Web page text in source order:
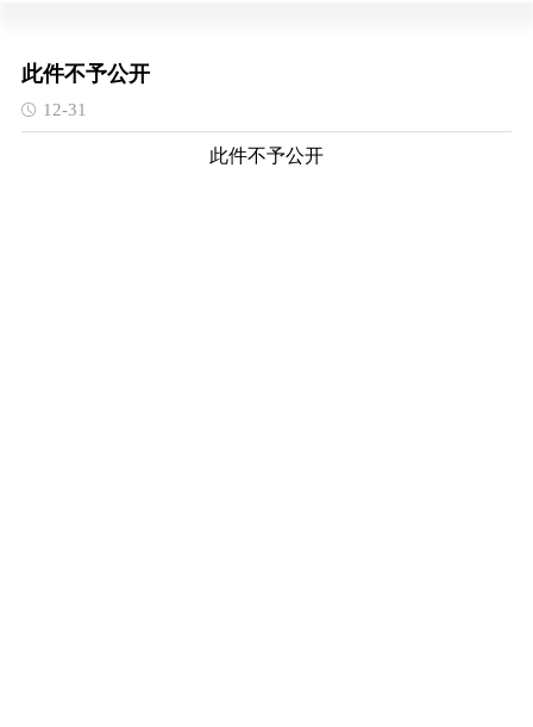
此件不予公开
12-31
此件不予公开